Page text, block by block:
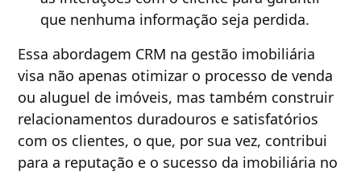
que nenhuma informação seja perdida.
Essa abordagem CRM na gestão imobiliária
visa não apenas otimizar o processo de venda
ou aluguel de imóveis, mas também construir
relacionamentos duradouros e satisfatórios
com os clientes, o que, por sua vez, contribui
para a reputação e o sucesso da imobiliária no